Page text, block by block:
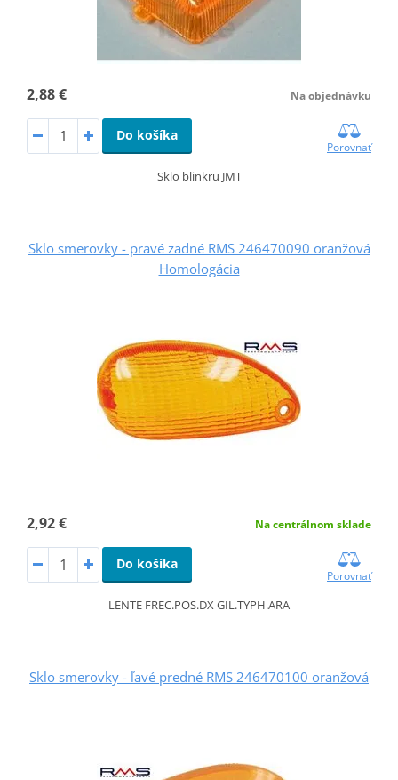
2,88 € Na objednávku
Do košíka
Porovnať
Sklo blinkru JMT
Sklo smerovky - pravé zadné RMS 246470090 oranžová
Homologácia
2,92 € Na centrálnom sklade
Do košíka
Porovnať
LENTE FREC.POS.DX GIL.TYPH.ARA
Sklo smerovky - ľavé predné RMS 246470100 oranžová